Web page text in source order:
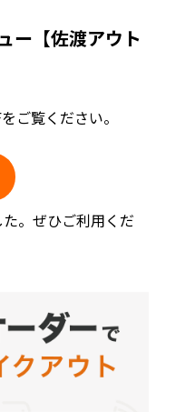
ー【佐渡アウト
ご覧ください。
。ぜひご利用くだ